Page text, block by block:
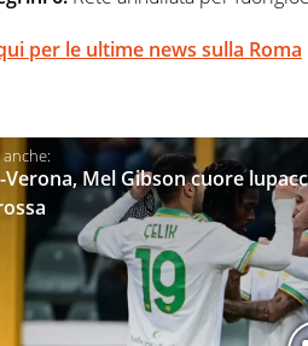
per le ultime news sulla Roma
Verona, Mel Gibson cuore